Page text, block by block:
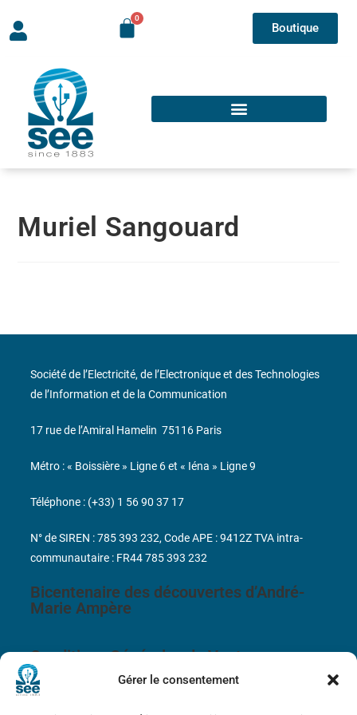
Gérer le consentement
Boutique
Muriel Sangouard
Bicentenaire des découvertes d’André-
Marie Ampère
Conditions Générales de Vente
Société de l’Electricité, de l’Electronique et des Technologies
de l’Information et de la Communication
17 rue de l’Amiral Hamelin 75116 Paris
Métro : « Boissière » Ligne 6 et « Iéna » Ligne 9
Téléphone : (+33) 1 56 90 37 17
N° de SIREN : 785 393 232, Code APE : 9412Z TVA intra-
communautaire : FR44 785 393 232